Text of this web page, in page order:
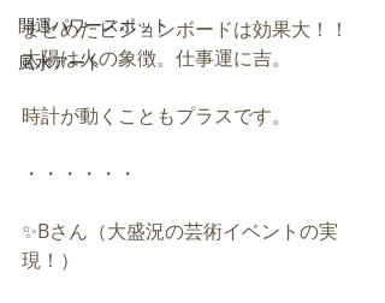
開運パワースポット
風水アート
まとめたビジョンボードは効果大！！
太陽は火の象徴。仕事運に吉。
時計が動くこともプラスです。
・・・・・・
✨Bさん（大盛況の芸術イベントの実
現！）